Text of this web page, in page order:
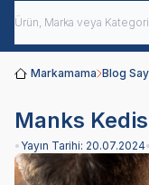
Markamama Blog
Manks
• Yayın Tarihi: 20.07.2024•